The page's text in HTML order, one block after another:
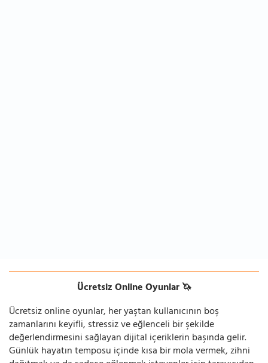
Ücretsiz Online Oyunlar 🦄
Ücretsiz online oyunlar, her yaştan kullanıcının boş
zamanlarını keyifli, stressiz ve eğlenceli bir şekilde
değerlendirmesini sağlayan dijital içeriklerin başında gelir.
Günlük hayatın temposu içinde kısa bir mola vermek, zihni